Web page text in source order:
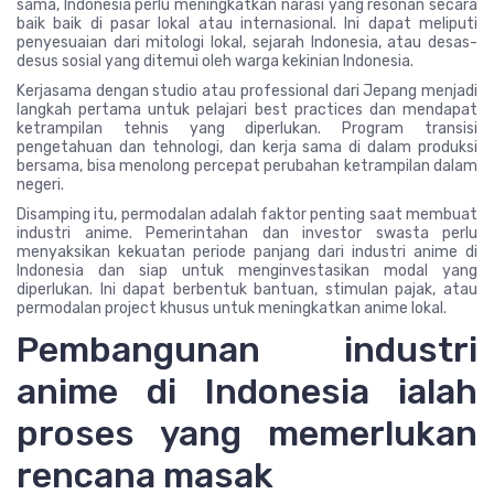
sama, Indonesia perlu meningkatkan narasi yang resonan secara
baik baik di pasar lokal atau internasional. Ini dapat meliputi
penyesuaian dari mitologi lokal, sejarah Indonesia, atau desas-
desus sosial yang ditemui oleh warga kekinian Indonesia.
Kerjasama dengan studio atau professional dari Jepang menjadi
langkah pertama untuk pelajari best practices dan mendapat
ketrampilan tehnis yang diperlukan. Program transisi
pengetahuan dan tehnologi, dan kerja sama di dalam produksi
bersama, bisa menolong percepat perubahan ketrampilan dalam
negeri.
Disamping itu, permodalan adalah faktor penting saat membuat
industri anime. Pemerintahan dan investor swasta perlu
menyaksikan kekuatan periode panjang dari industri anime di
Indonesia dan siap untuk menginvestasikan modal yang
diperlukan. Ini dapat berbentuk bantuan, stimulan pajak, atau
permodalan project khusus untuk meningkatkan anime lokal.
Pembangunan industri
anime di Indonesia ialah
proses yang memerlukan
rencana masak